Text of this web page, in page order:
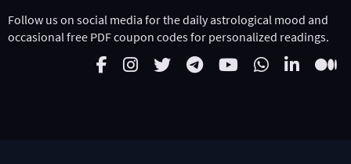
Follow us on social media for the daily astrological mood and
occasional free PDF coupon codes for personalized readings.